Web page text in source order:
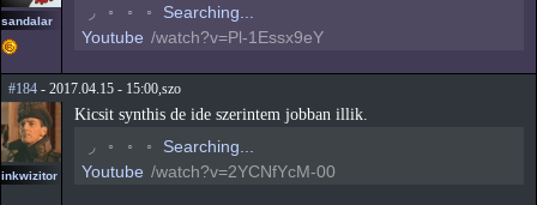
sandalar ◟ ◦ ◦ ◦
Searching...
Youtube /watch?v=Pl-1Essx9eY
#184 - 2017.04.15 - 15:00,szo
inkwizitor
Kicsit synthis de ide szerintem jobban illik.
◟ ◦ ◦ ◦
Searching...
Youtube /watch?v=2YCNfYcM-00